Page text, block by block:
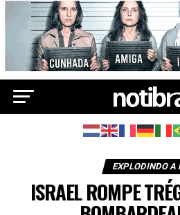
EXPLODINDO A
ISRAEL ROMPE